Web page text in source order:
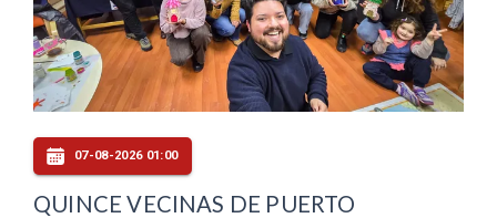
07-08-2026 01:00
QUINCE VECINAS DE PUERTO